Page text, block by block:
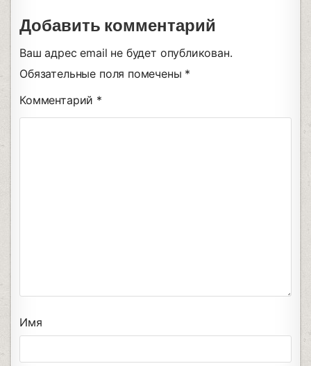
Добавить комментарий
Ваш адрес email не будет опубликован.
Обязательные поля помечены *
Комментарий *
Имя